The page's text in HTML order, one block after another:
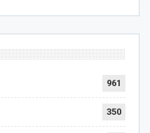
961
350